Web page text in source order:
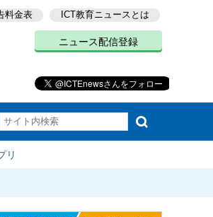
料金表 ICT教育ニュースとは
ニュース配信登録
リ